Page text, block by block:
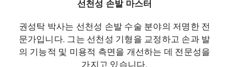
선천성 손발 마스터
권성탁 박사는 선천성 손발 수술 분야의 저명한 전
문가입니다. 그는 선천성 기형을 교정하고 손과 발
의 기능적 및 미용적 측면을 개선하는 데 전문성을
가지고 있습니다.